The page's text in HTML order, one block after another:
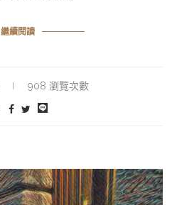
繼續閱讀
908 瀏覽次數